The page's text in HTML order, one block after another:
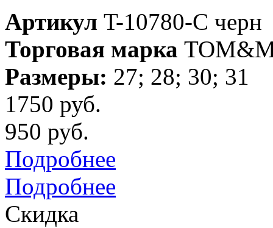
Артикул T-10780-C черн
Торговая марка
Размеры: 27; 28; 30; 31
1750 руб.
950 руб.
Подробнее
Подробнее
Скидка